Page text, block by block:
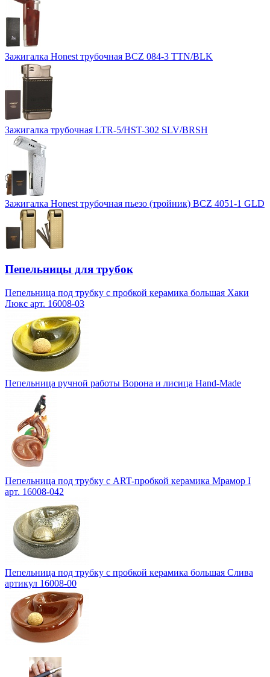
Зажигалка Honest трубочная BCZ 084-3 TTN/BLK
Зажигалка трубочная LTR-5/HST-302 SLV/BRSH
Зажигалка Honest трубочная пьезо (тройник) BCZ 4051-1 GLD
Пепельницы для трубок
Пепельница под трубку с пробкой керамика большая Хаки
Люкс арт. 16008-03
Пепельница ручной работы Ворона и лисица Hand-Made
Пепельница под трубку с ART-пробкой керамика Мрамор I
арт. 16008-042
Пепельница под трубку с пробкой керамика большая Слива
артикул 16008-00